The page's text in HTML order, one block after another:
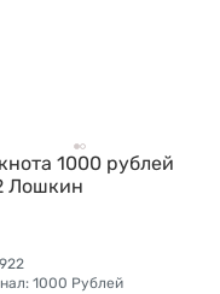
1000 рублей
Лошкин
1000 Рублей